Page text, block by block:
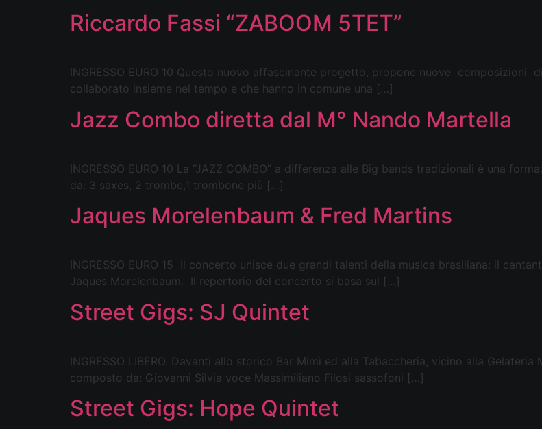
Riccardo Fassi “ZABOOM 5TET”
INGRESSO EURO 10 Questo nuovo affascinante progetto, propone nuove composizioni
collaborato insieme nel tempo e che hanno in comune una […]
Jazz Combo diretta dal M° Nando Martella
INGRESSO EURO 10 La “JAZZ COMBO” a differenza alle Big bands tradizionali è una
da: 3 saxes, 2 trombe,1 trombone più […]
Jaques Morelenbaum & Fred Martins
INGRESSO EURO 15 Il concerto unisce due grandi talenti della musica brasiliana: il
Jaques Morelenbaum. Il repertorio del concerto si basa sul […]
Street Gigs: SJ Quintet
INGRESSO LIBERO. Davanti allo storico Bar Mimì ed alla Tabaccheria, vicino alla
composto da: Giovanni Silvia voce Massimiliano Filosi sassofoni […]
Street Gigs: Hope Quintet